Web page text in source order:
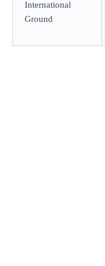
International
Ground